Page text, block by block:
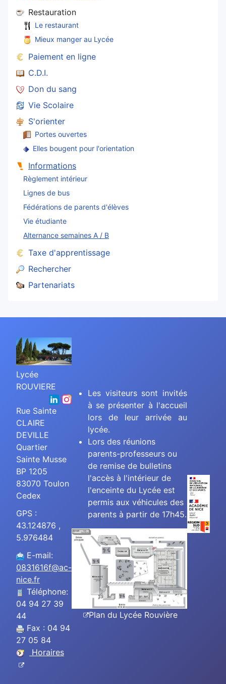
Restauration
Le restaurant
Mieux manger au Lycée
Paiement en ligne
C.D.I.
Don du sang
Vie Scolaire
S'orienter
Portes ouvertes
Elles bougent pour l'orientation
Informations
Règlement intérieur
Lignes de bus
Fédérations de parents d'élèves
Vie étudiante
Alternance semaines A / B
Taxe d'apprentissage
Rechercher
Partenariats
Lycée
ROUVIERE
Rue Sainte
CLAIRE
DEVILLE
Quartier
Sainte Musse
BP 1205
83070 Toulon
Cedex
GPS :
43.124876 ,
5.976484
E-mail:
0831616f@ac-
nice.fr
Téléphone:
04 94 27 39
44
Fax : 04 94
27 05 84
Horaires
Les visiteurs sont invités
à se présenter à l'accueil
lors de leur arrivée au
lycée.
Lors des réunions
parents-professeurs ou
de remise de bulletins
l'accès à l'intérieur de
l'enceinte du Lycée est
permis aux véhicules des
parents à partir de 17h45.
Plan du Lycée Rouvière